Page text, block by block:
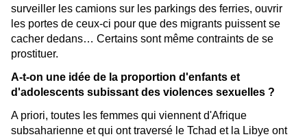
surveiller les camions sur les parkings des ferries, ouvrir
les portes de ceux-ci pour que des migrants puissent se
cacher dedans… Certains sont même contraints de se
prostituer.
A-t-on une idée de la proportion d'enfants et
d'adolescents subissant des violences sexuelles ?
A priori, toutes les femmes qui viennent d'Afrique
subsaharienne et qui ont traversé le Tchad et la Libye ont